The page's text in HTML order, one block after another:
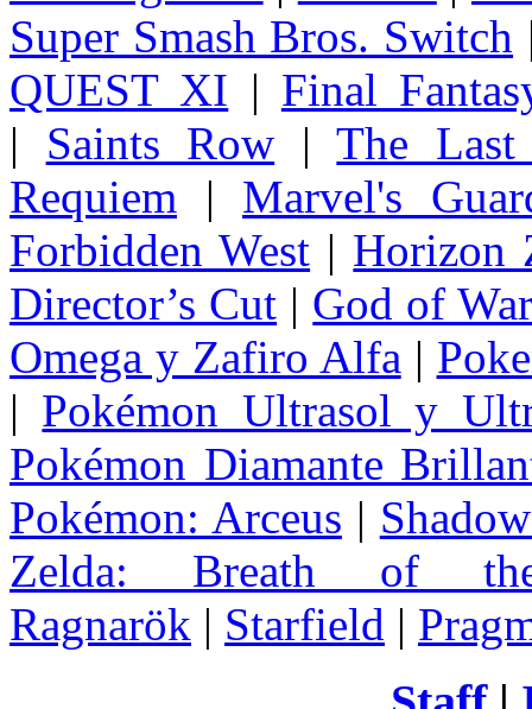
Super Smash Bros. Switch
QUEST XI | Final
| Saints Row |The
Requiem | Marvel's
Forbidden West | Horizon
Director’s Cut | God of
Omega y Zafiro Alfa |
| Pokémon Ultrasol y
Pokémon Diamante
Pokémon: Arceus |
Zelda: Breath of
Ragnarök | Starfield |